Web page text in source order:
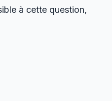
à cette question,